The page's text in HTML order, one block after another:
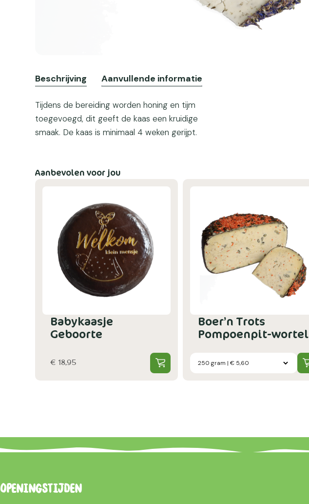
Beschrijving Aanvullende informatie
Tijdens de bereiding worden honing en tijm
toegevoegd, dit geeft de kaas een kruidige
smaak. De kaas is minimaal 4 weken gerijpt.
Aanbevolen voor jou
Babykaasje
Geboorte
€ 18,95
Boer’n Trots
Pompoenpit-wortel
Openingstijden